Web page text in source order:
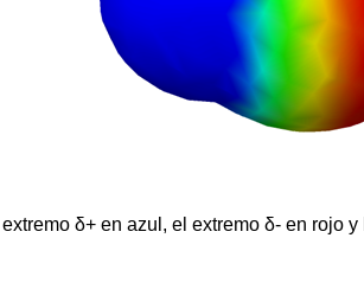
δ+ en azul, el extremo δ- en rojo